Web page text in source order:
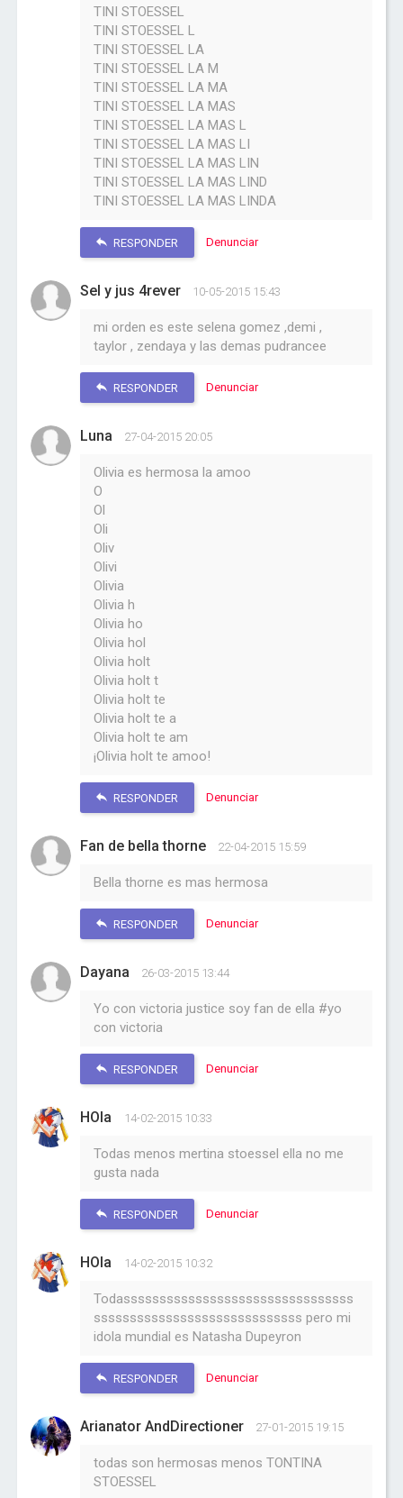
TINI STOESSEL
TINI STOESSEL L
TINI STOESSEL LA
TINI STOESSEL LA M
TINI STOESSEL LA MA
TINI STOESSEL LA MAS
TINI STOESSEL LA MAS L
TINI STOESSEL LA MAS LI
TINI STOESSEL LA MAS LIN
TINI STOESSEL LA MAS LIND
TINI STOESSEL LA MAS LINDA
RESPONDER Denunciar
Sel y jus 4rever 10-05-2015 15:43
mi orden es este selena gomez ,demi ,
taylor , zendaya y las demas pudrancee
RESPONDER Denunciar
Luna 27-04-2015 20:05
Olivia es hermosa la amoo
O
Ol
Oli
Oliv
Olivi
Olivia
Olivia h
Olivia ho
Olivia hol
Olivia holt
Olivia holt t
Olivia holt te
Olivia holt te a
Olivia holt te am
¡Olivia holt te amoo!
RESPONDER Denunciar
Fan de bella thorne 22-04-2015 15:59
Bella thorne es mas hermosa
RESPONDER Denunciar
Dayana 26-03-2015 13:44
Yo con victoria justice soy fan de ella #yo
con victoria
RESPONDER Denunciar
HOla 14-02-2015 10:33
Todas menos mertina stoessel ella no me
gusta nada
RESPONDER Denunciar
HOla 14-02-2015 10:32
Todassssssssssssssssssssssssssssssss
sssssssssssssssssssssssssssss pero mi
idola mundial es Natasha Dupeyron
RESPONDER Denunciar
Arianator AndDirectioner 27-01-2015 19:15
todas son hermosas menos TONTINA
STOESSEL